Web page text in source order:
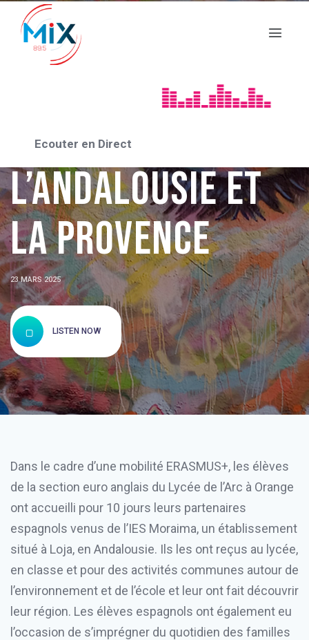
Ecouter en Direct
ACTUALITÉS 2025
Echange ERASMUS
+ entre
l’Andalousie et
la Provence
23 MARS 2025
LISTEN NOW
Dans le cadre d’une mobilité ERASMUS+, les élèves
de la section euro anglais du Lycée de l’Arc à Orange
ont accueilli pour 10 jours leurs partenaires
espagnols venus de l’IES Moraima, un établissement
situé à Loja, en Andalousie. Ils les ont reçus au lycée,
en classe et pour des activités communes autour de
l’environnement et de l’école et leur ont fait découvrir
leur région. Les élèves espagnols ont également eu
l’occasion de s’imprégner du quotidien des familles